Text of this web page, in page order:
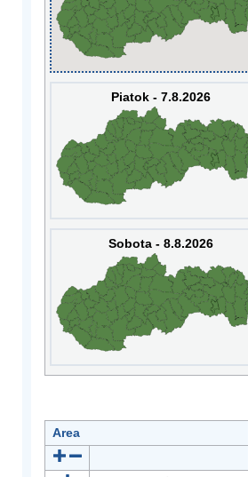
Piatok - 7.8.2026
Sobota - 8.8.2026
Area